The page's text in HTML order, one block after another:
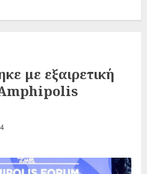
με εξαιρετική
Amphipolis